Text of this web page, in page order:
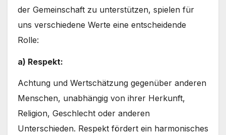
der Gemeinschaft zu unterstützen, spielen für
uns verschiedene Werte eine entscheidende
Rolle:
a) Respekt:
Achtung und Wertschätzung gegenüber anderen
Menschen, unabhängig von ihrer Herkunft,
Religion, Geschlecht oder anderen
Unterschieden. Respekt fördert ein harmonisches